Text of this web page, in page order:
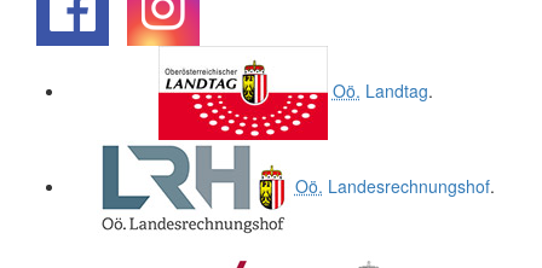
Oö. Landtag.
Oö. Landesrechnungshof.